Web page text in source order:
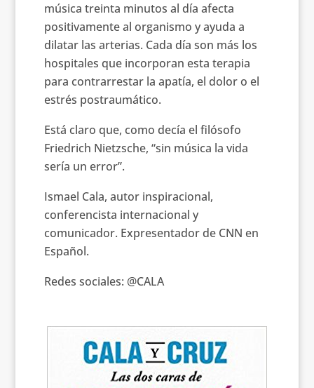
música treinta minutos al día afecta
positivamente al organismo y ayuda a
dilatar las arterias. Cada día son más los
hospitales que incorporan esta terapia
para contrarrestar la apatía, el dolor o el
estrés postraumático.
Está claro que, como decía el filósofo
Friedrich Nietzsche, “sin música la vida
sería un error”.
Ismael Cala, autor inspiracional,
conferencista internacional y
comunicador. Expresentador de CNN en
Español.
Redes sociales: @CALA